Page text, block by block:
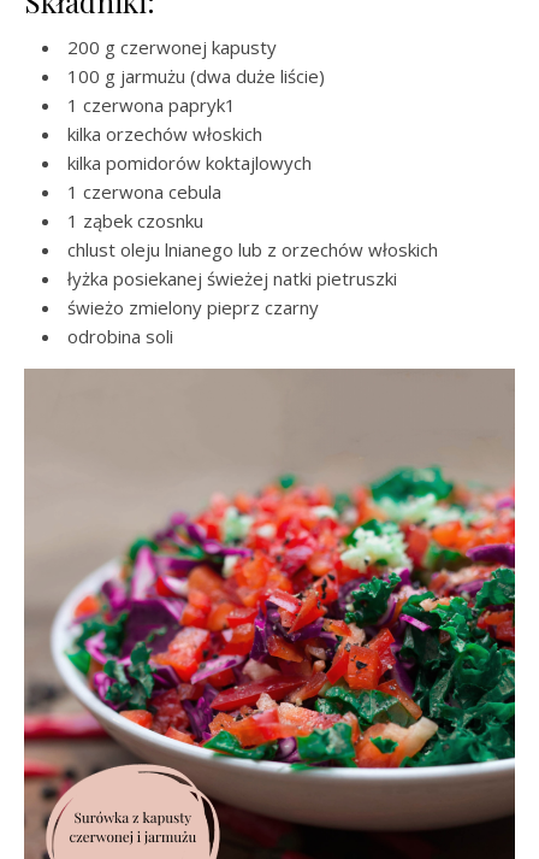
200 g czerwonej kapusty
100 g jarmużu (dwa duże liście)
1 czerwona papryk1
kilka orzechów włoskich
kilka pomidorów koktajlowych
1 czerwona cebula
1 ząbek czosnku
chlust oleju lnianego lub z orzechów włoskich
łyżka posiekanej świeżej natki pietruszki
świeżo zmielony pieprz czarny
odrobina soli